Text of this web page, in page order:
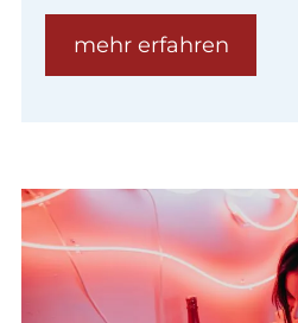
mehr erfahren